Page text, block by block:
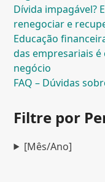
Dívida impagável?
renegociar e
Educação
das empresariais é
negócio
FAQ – Dúvidas
Filtre por
[Mês/Ano]